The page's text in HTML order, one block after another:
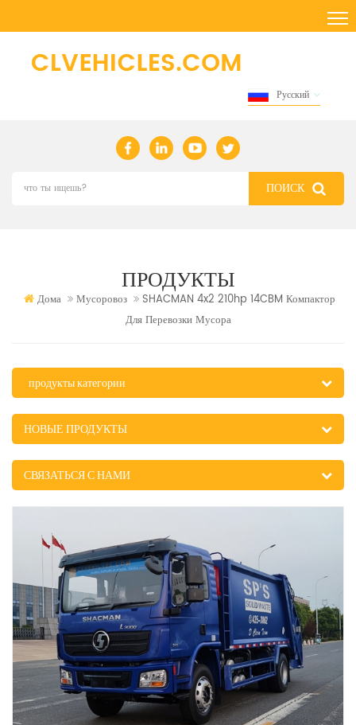
Русский
ПРОДУКТЫ
Дома Мусоровоз
SHACMAN 4x2 210hp 14CBM Компактор
Для Перевозки Мусора
продукты категории
НОВЫЕ ПРОДУКТЫ
СВЯЗАТЬСЯ С НАМИ